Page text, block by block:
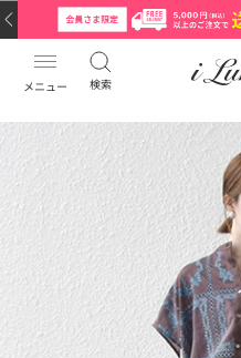
メニュー 検索